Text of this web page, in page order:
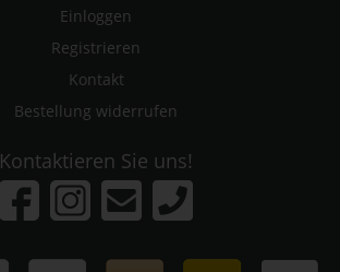
Einloggen
Registrieren
Kontakt
Bestellung widerrufen
Kontaktieren Sie uns!